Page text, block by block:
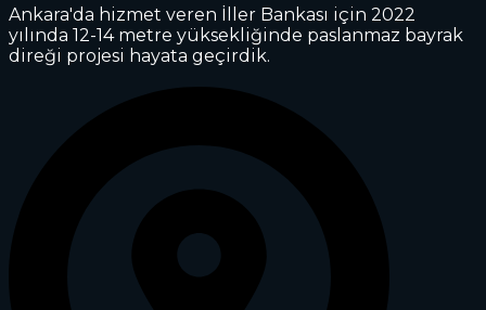
Ankara'da hizmet veren İller Bankası için 2022
yılında 12-14 metre yüksekliğinde paslanmaz bayrak
direği projesi hayata geçirdik.